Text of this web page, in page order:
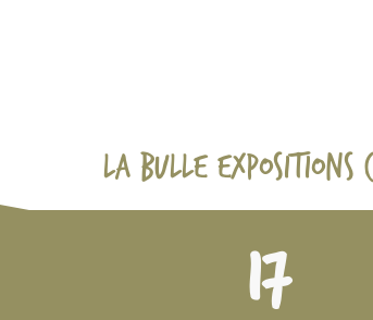
La bulle expositions
17